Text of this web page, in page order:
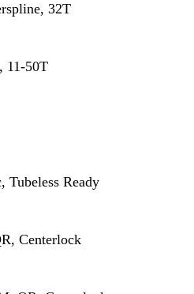
32T
11-50T
Ready
Centerlock